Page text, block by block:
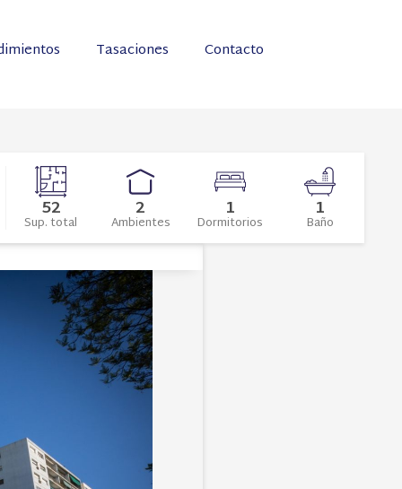
Tasaciones Contacto
52
Sup. total 2
Ambientes 1
Dormitorios 1
Baño